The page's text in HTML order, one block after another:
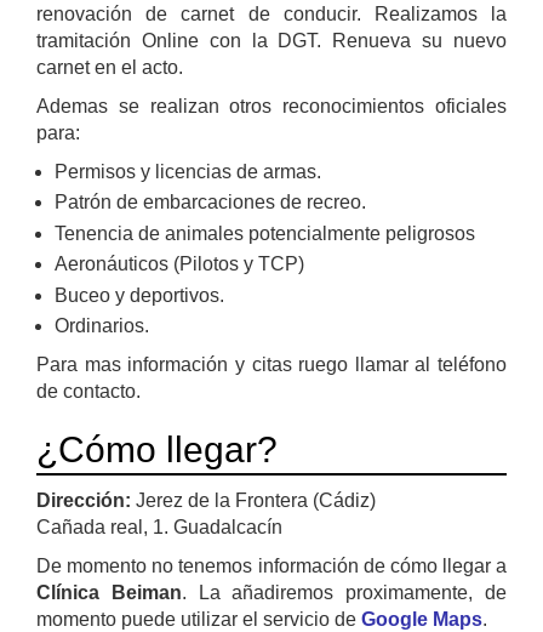
renovación de carnet de conducir. Realizamos la
tramitación Online con la DGT. Renueva su nuevo
carnet en el acto.
Ademas se realizan otros reconocimientos oficiales
para:
Permisos y licencias de armas.
Patrón de embarcaciones de recreo.
Tenencia de animales potencialmente peligrosos
Aeronáuticos (Pilotos y TCP)
Buceo y deportivos.
Ordinarios.
Para mas información y citas ruego llamar al teléfono
de contacto.
¿Cómo llegar?
Dirección: Jerez de la Frontera (Cádiz)
Cañada real, 1. Guadalcacín
De momento no tenemos información de cómo llegar a
Clínica Beiman. La añadiremos proximamente, de
momento puede utilizar el servicio de Google Maps.